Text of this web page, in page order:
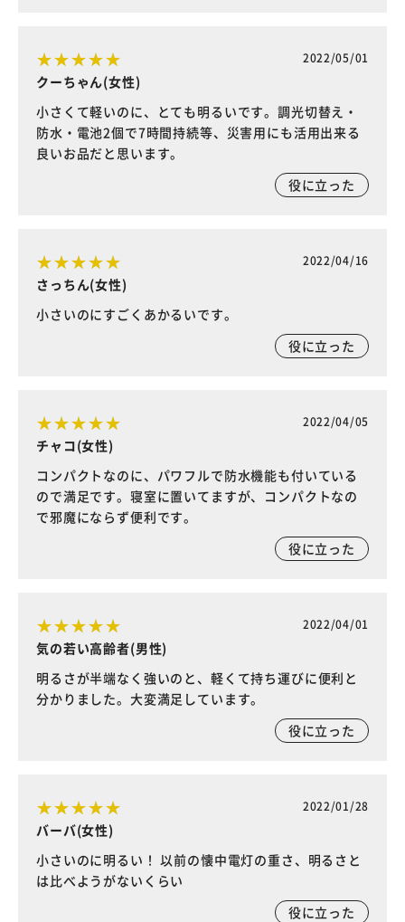
2022/05/01
クーちゃん(女性)
小さくて軽いのに、とても明るいです。調光切替え・
防水・電池2個で7時間持続等、災害用にも活用出来る
良いお品だと思います。
役に立った
2022/04/16
さっちん(女性)
小さいのにすごくあかるいです。
役に立った
2022/04/05
チャコ(女性)
コンパクトなのに、パワフルで防水機能も付いている
ので満足です。寝室に置いてますが、コンパクトなの
で邪魔にならず便利です。
役に立った
2022/04/01
気の若い高齢者(男性)
明るさが半端なく強いのと、軽くて持ち運びに便利と
分かりました。大変満足しています。
役に立った
2022/01/28
バーバ(女性)
小さいのに明るい！ 以前の懐中電灯の重さ、明るさと
は比べようがないくらい
役に立った